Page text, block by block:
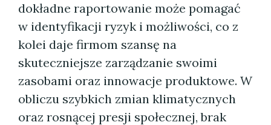
dokładne raportowanie może pomagać
w identyfikacji ryzyk i możliwości, co z
kolei daje firmom szansę na
skuteczniejsze zarządzanie swoimi
zasobami oraz innowacje produktowe. W
obliczu szybkich zmian klimatycznych
oraz rosnącej presji społecznej, brak